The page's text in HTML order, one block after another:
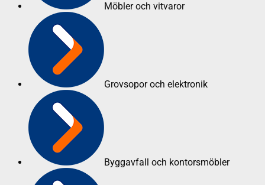
Möbler och vitvaror
Grovsopor och elektronik
Byggavfall och kontorsmöbler